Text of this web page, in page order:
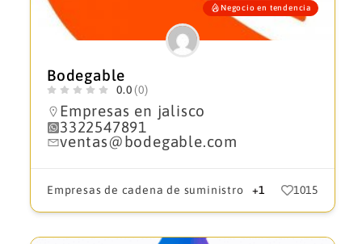
Negocio en tendencia
Bodegable
0.0 (0)
Empresas en jalisco
3322547891
ventas@bodegable.com
Empresas de cadena de suministro +1 1015